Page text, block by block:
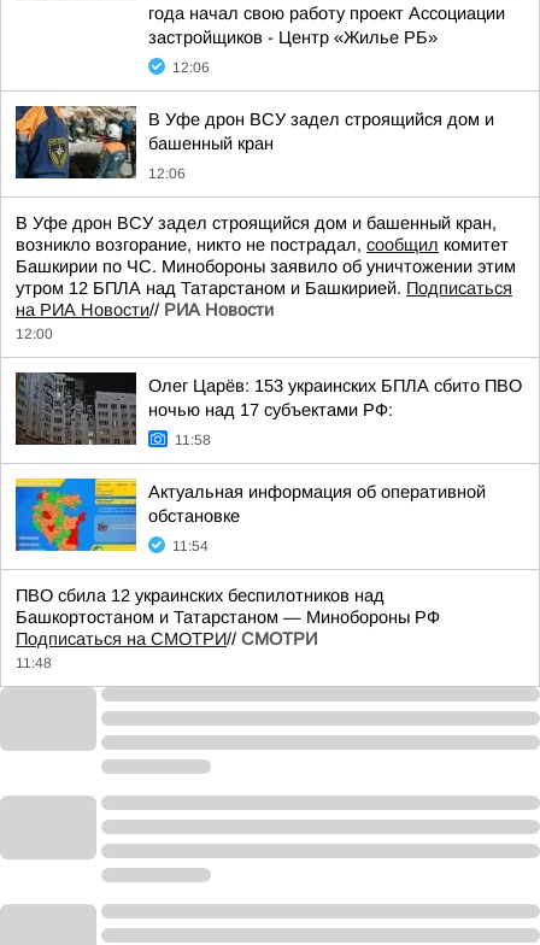
года начал свою работу проект Ассоциации
застройщиков - Центр «Жилье РБ»
12:06
В Уфе дрон ВСУ задел строящийся дом и
башенный кран
12:06
В Уфе дрон ВСУ задел строящийся дом и башенный кран,
возникло возгорание, никто не пострадал, сообщил комитет
Башкирии по ЧС. Минобороны заявило об уничтожении этим
утром 12 БПЛА над Татарстаном и Башкирией. Подписаться
на РИА Новости// РИА Новости
12:00
Олег Царёв: 153 украинских БПЛА сбито ПВО
ночью над 17 субъектами РФ:
11:58
Актуальная информация об оперативной
обстановке
11:54
ПВО сбила 12 украинских беспилотников над
Башкортостаном и Татарстаном — Минобороны РФ
Подписаться на СМОТРИ// СМОТРИ
11:48